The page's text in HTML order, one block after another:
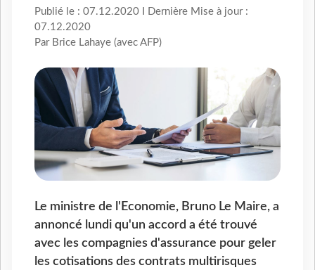
Publié le : 07.12.2020 I Dernière Mise à jour :
07.12.2020
Par Brice Lahaye (avec AFP)
Le ministre de l'Economie, Bruno Le Maire, a
annoncé lundi qu'un accord a été trouvé
avec les compagnies d'assurance pour geler
les cotisations des contrats multirisques